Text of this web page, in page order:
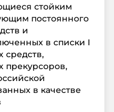
стойким
постоянного
и
в списки I
средств,
прекурсоров,
в качестве